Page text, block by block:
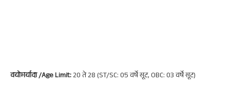
वयोमर्यादा /Age Limit:20 ते 28 (ST/SC: 05 वर्षे सूट, OBC: 03 वर्षे सूट)